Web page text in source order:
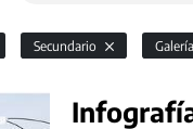
Secundario